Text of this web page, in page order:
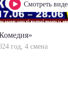
Смотреть
год, 4 смена